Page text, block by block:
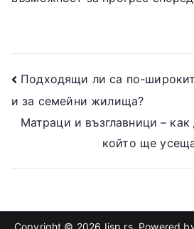
Post
navigation
Подходящи ли са по-
и за семейни жилища?
Матраци и възглавници –
който ще